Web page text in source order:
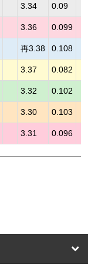
3.34 0.09
3.36 0.099
再3.38 0.108
3.37 0.082
3.32 0.102
3.30 0.103
3.31 0.096